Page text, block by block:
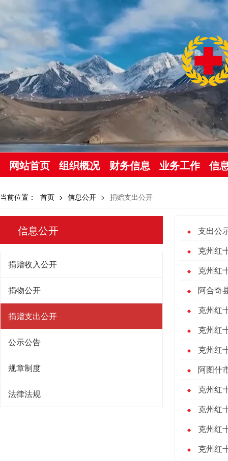
网站首页 组织概况 财务信息 业务工作 信
当前位置： 首页 > 信息公开 > 捐赠支出公开
信息公开
捐赠收入公开
捐物公开
捐赠支出公开
公示公告
规章制度
法律法规
支出公
克州红
克州红
阿合奇
克州红
克州红
克州红
阿图什
克州红
克州红
克州红
克州红